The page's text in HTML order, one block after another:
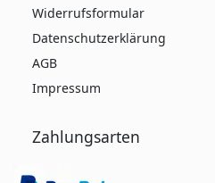
Widerrufsformular
Datenschutzerklärung
AGB
Impressum
Zahlungsarten